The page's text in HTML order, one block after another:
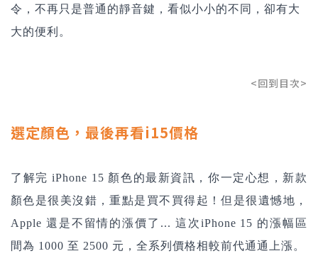
令，不再只是普通的靜音鍵，看似小小的不同，卻有大
大的便利。
<回到目次>
選定顏色，最後再看i15價格
了解完iPhone 15 顏色的最新資訊，你一定心想，新款
顏色是很美沒錯，重點是買不買得起！但是很遺憾地，
Apple 還是不留情的漲價了... 這次iPhone 15 的漲幅區
間為 1000 至 2500 元，全系列價格相較前代通通上漲。